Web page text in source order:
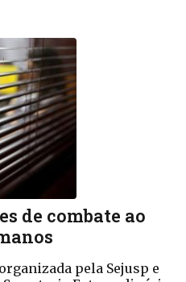
de combate ao
pela Sejusp e